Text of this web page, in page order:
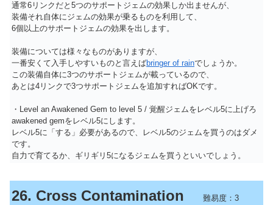
通常6リンクだと5つのサポートジェムの効果しか出ませんが、
装備それ自体にジェムの効果が乗るものを利用して、
6個以上のサポートジェムの効果を出します。
装備については様々なものがありますが、
一番安くて入手しやすいものと言えばbringer of rainでしょうか。
この装備自体に3つのサポートジェムが載っているので、
あとは4リンクで3つサポートジェムを追加すればOKです。
・Level an Awakened Gem to level 5 / 覚醒ジェムをレベル5に上げろ
awakened gemをレベル5にします。
レベル5に「する」必要があるので、レベル5のジェムを買うのはダメ
です。
自力で育てるか、ギリギリ5になるジェムを買うといいでしょう。
26. Cross Contamination 難易度：3